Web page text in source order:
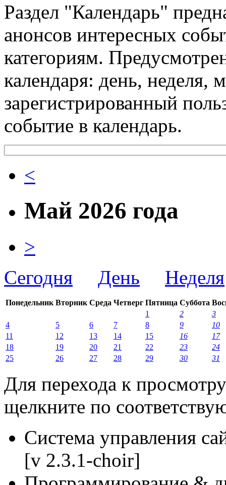
Раздел "Календарь"
анонсов интересных
категориям.
календаря: день, неделя,
зарегистрированный
событие в календарь.
<
Май 2026 года
>
Сегодня
День Неделя
Понедельник Вторник Среда Четверг Пятница Суббота
1
2
3
4
5 6 7 8 9
10
11
12 13 14 15 16
17
18
19 20 21 22 23
24
25
26 27 28 29 30 31
Для перехода к
щелкните по
Система управления
[v 2.3.1-choir]